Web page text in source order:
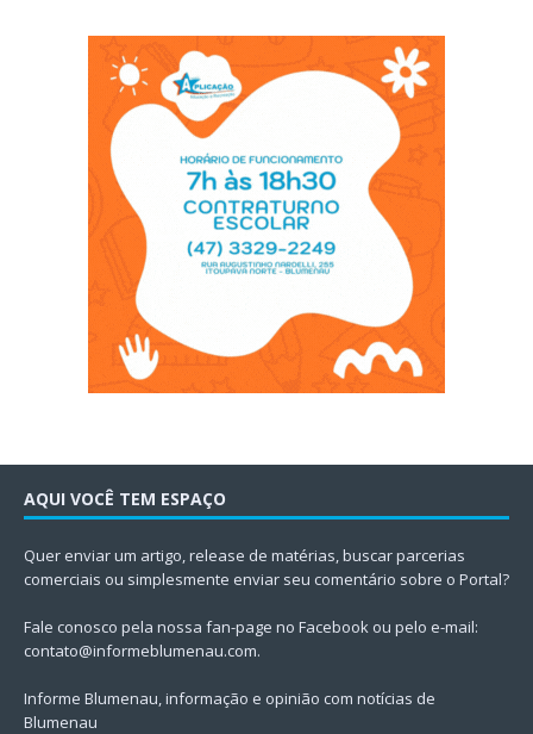
AQUI VOCÊ TEM ESPAÇO
Quer enviar um artigo, release de matérias, buscar parcerias
comerciais ou simplesmente enviar seu comentário sobre o Portal?
Fale conosco pela nossa fan-page no Facebook ou pelo e-mail:
contato@informeblumenau.com.
Informe Blumenau, informação e opinião com notícias de
Blumenau